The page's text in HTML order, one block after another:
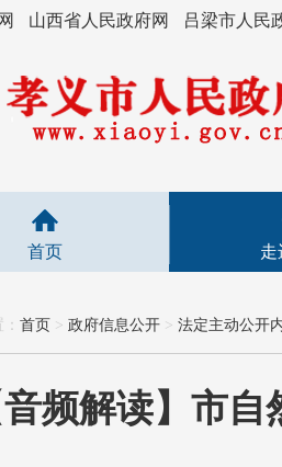
山西省人民政府网 吕梁市人民
首页 走
首页 > 政府信息公开 > 法定主动公开
音频解读】市